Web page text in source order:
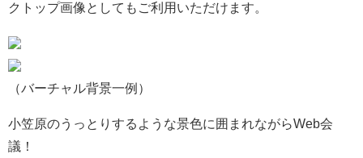
クトップ画像としてもご利用いただけます。
（バーチャル背景一例）
小笠原のうっとりするような景色に囲まれながらWeb会
議！